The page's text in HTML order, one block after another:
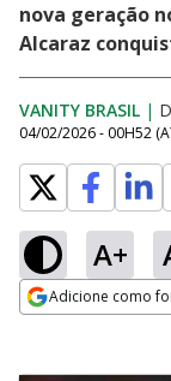
nova geração
Alcaraz
VANITY BRASIL |
04/02/2026 - 00H52
A+
Adicione como